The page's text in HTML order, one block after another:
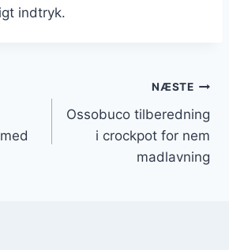
indtryk.
NÆSTE
Ossobuco tilberedning
i crockpot for nem
madlavning